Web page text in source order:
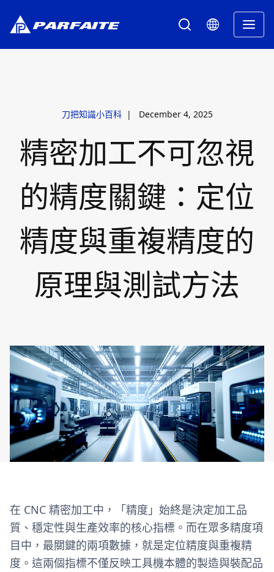
刀把知識小百科 | December 4, 2025
精密加工不可忽視
的精度關鍵：定位
精度與重複精度的
原理與測試方法
在 CNC 精密加工中，「精度」始終是決定加工品
質、穩定性與生產效率的核心指標。而在眾多精度項
目中，最關鍵的兩項數據，就是定位精度與重複精
度。這兩個指標不僅反映工具機本體的製造與裝配品